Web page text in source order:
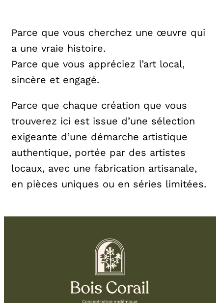
Parce que vous cherchez une œuvre qui
a une vraie histoire.
Parce que vous appréciez l’art local,
sincère et engagé.
Parce que chaque création que vous
trouverez ici est issue d’une sélection
exigeante d’une démarche artistique
authentique, portée par des artistes
locaux, avec une fabrication artisanale,
en pièces uniques ou en séries limitées.